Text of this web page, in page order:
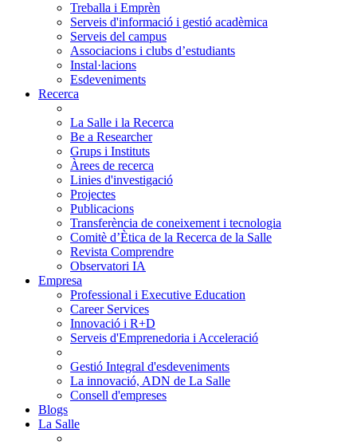
Treballa i Emprèn
Serveis d'informació i gestió acadèmica
Serveis del campus
Associacions i clubs d’estudiants
Instal·lacions
Esdeveniments
Recerca
La Salle i la Recerca
Be a Researcher
Grups i Instituts
Àrees de recerca
Linies d'investigació
Projectes
Publicacions
Transferència de coneixement i tecnologia
Comitè d’Ètica de la Recerca de la Salle
Revista Comprendre
Observatori IA
Empresa
Professional i Executive Education
Career Services
Innovació i R+D
Serveis d'Emprenedoria i Acceleració
Gestió Integral d'esdeveniments
La innovació, ADN de La Salle
Consell d'empreses
Blogs
La Salle